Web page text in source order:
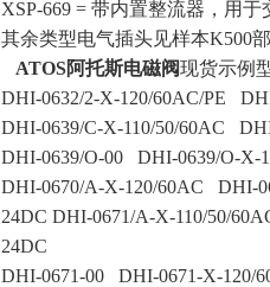
XSP-669 = 带内置整流器，用
其余类型电气插头见样本K500
ATOS阿托斯电磁阀现货示例
DHI-0632/2-X-120/60AC/PE
DHI-0639/C-X-110/50/60AC
DHI-0639/O-00 DHI-0639/O-
DHI-0670/A-X-120/60AC DHI-
24DC DHI-0671/A-X-110/50/
24DC
DHI-0671-00 DHI-0671-X-120/